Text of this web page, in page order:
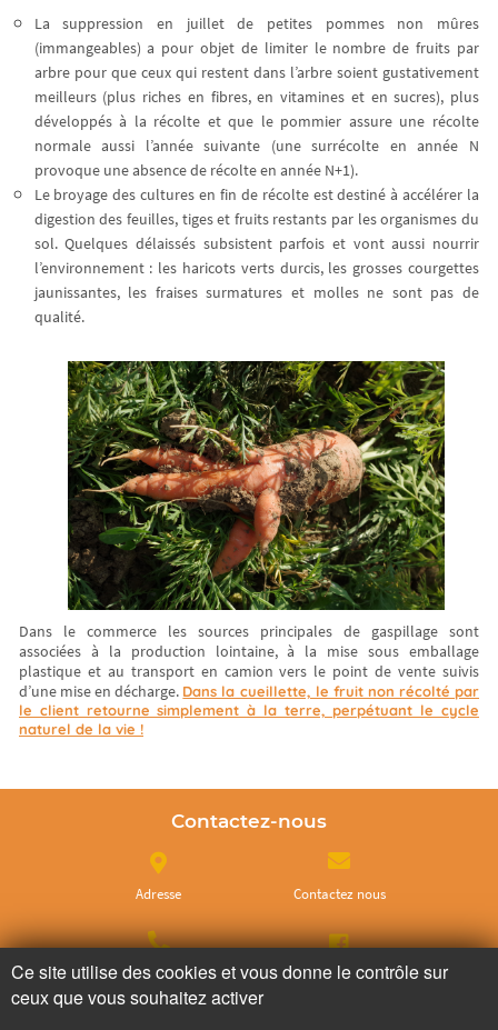
La suppression en juillet de petites pommes non mûres
(immangeables) a pour objet de limiter le nombre de fruits par
arbre pour que ceux qui restent dans l’arbre soient gustativement
meilleurs (plus riches en fibres, en vitamines et en sucres), plus
développés à la récolte et que le pommier assure une récolte
normale aussi l’année suivante (une surrécolte en année N
provoque une absence de récolte en année N+1).
Le broyage des cultures en fin de récolte est destiné à accélérer la
digestion des feuilles, tiges et fruits restants par les organismes du
sol. Quelques délaissés subsistent parfois et vont aussi nourrir
l’environnement : les haricots verts durcis, les grosses courgettes
jaunissantes, les fraises surmatures et molles ne sont pas de
qualité.
Dans le commerce les sources principales de gaspillage sont
associées à la production lointaine, à la mise sous emballage
plastique et au transport en camion vers le point de vente suivis
d’une mise en décharge. Dans la cueillette, le fruit non récolté par
le client retourne simplement à la terre, perpétuant le cycle
naturel de la vie !
Contactez-nous
Adresse Contactez nous
Appelez nous Facebook
Ce site utilise des cookies et vous donne le contrôle sur
ceux que vous souhaitez activer